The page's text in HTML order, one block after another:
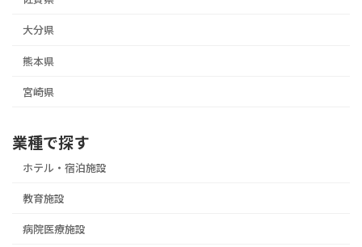
大分県
熊本県
宮崎県
業種で探す
ホテル・宿泊施設
教育施設
病院医療施設